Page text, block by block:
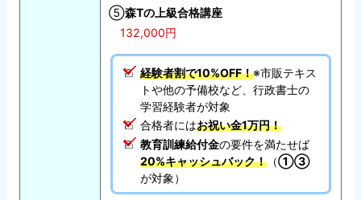
⑤森Tの上級合格講座
132,000円
経験者割で10%OFF！※市販テキス
トや他の予備校など、行政書士の
学習経験者が対象
合格者にはお祝い金1万円！
教育訓練給付金の要件を満たせば
20%キャッシュバック！（①③
が対象）